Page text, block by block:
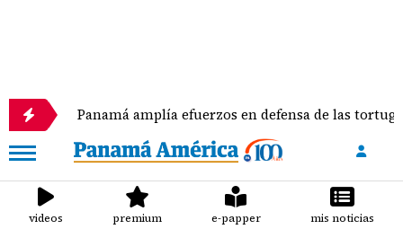
Panamá amplía efuerzos en defensa de las tortugas
videos premium e-papper mis noticias